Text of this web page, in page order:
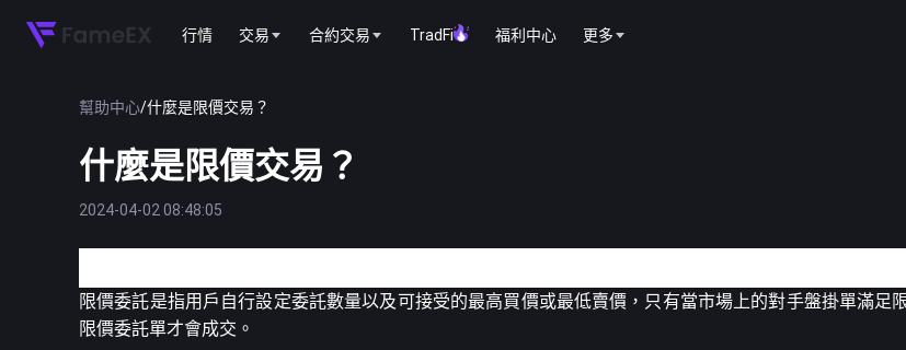
行情 交易 合約交易 TradFi 福利中心 更多
幫助中心/什麼是限價交易？
什麼是限價交易？
2024-04-02 08:48:05
限價委託是指用戶自行設定委託數量以及可接受的最高買價或最低賣價，只有當市場上的對手盤掛單滿足
限價委託單才會成交。